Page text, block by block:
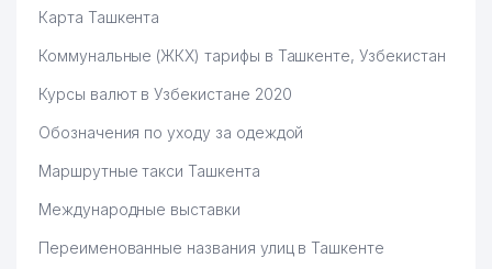
Карта Ташкента
Коммунальные (ЖКХ) тарифы в Ташкенте, Узбекистан
Курсы валют в Узбекистане 2020
Обозначения по уходу за одеждой
Маршрутные такси Ташкента
Международные выставки
Переименованные названия улиц в Ташкенте